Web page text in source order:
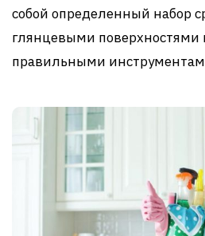
собой определенный набор
глянцевыми поверхностями
правильными